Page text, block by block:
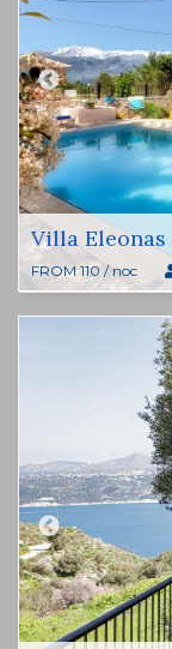
Villa Eleonas
FROM 110 / noc